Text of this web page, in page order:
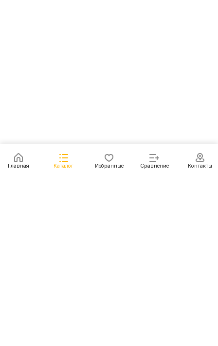
Главная Каталог Избранные Сравнение Контакты